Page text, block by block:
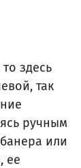
здесь
так
ручным
или
ее